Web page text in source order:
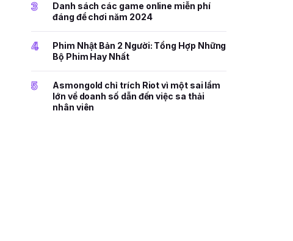
3
Danh sách các game online miễn phí
đáng để chơi năm 2024
4
Phim Nhật Bản 2 Người: Tổng Hợp Những
Bộ Phim Hay Nhất
5
Asmongold chỉ trích Riot vì một sai lầm
lớn về doanh số dẫn đến việc sa thải
nhân viên